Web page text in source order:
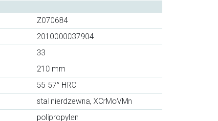
Z070684
2010000037904
33
210 mm
55-57° HRC
stal nierdzewna, XCrMoVMn
polipropylen